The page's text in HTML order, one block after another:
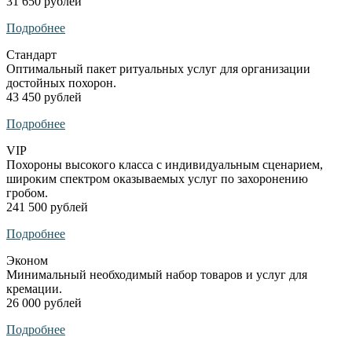
Подробнее
Стандарт
Оптимальный пакет ритуальных услуг для организации
достойных похорон.
43 450 рублей
Подробнее
VIP
Похороны высокого класса с индивидуальным сценарием,
широким спектром оказываемых услуг по захоронению
гробом.
241 500 рублей
Подробнее
Эконом
Минимальный необходимый набор товаров и услуг для
кремации.
26 000 рублей
Подробнее